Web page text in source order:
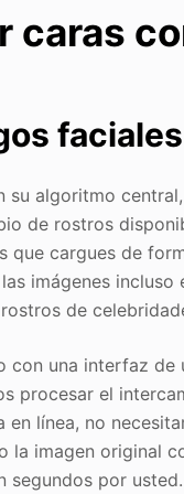
caras
su algoritmo central,
de rostros
que cargues de
imágenes
de
con una interfaz de
procesar el
línea, no
la imagen original
por